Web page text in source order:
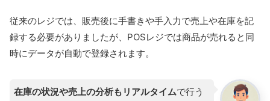
従来のレジでは、販売後に手書きや手入力で売上や在庫を記
録する必要がありましたが、POSレジでは商品が売れると同
時にデータが自動で登録されます。
在庫の状況や売上の分析もリアルタイムで行う